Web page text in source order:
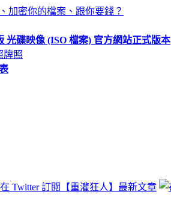
加密你的檔案、跟你要錢？
光碟映像 (ISO 檔案) 官方網站正式版本
牌照